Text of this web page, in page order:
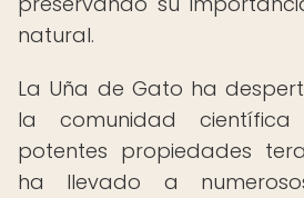
natural.
La Uña de Gato ha
la comunidad
potentes propiedades
ha llevado a